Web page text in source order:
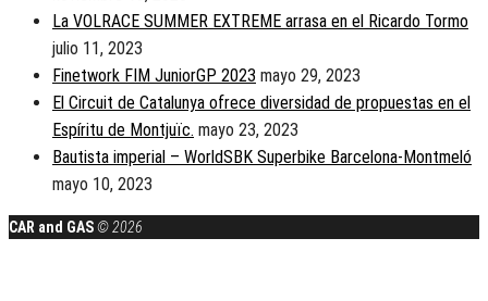
La VOLRACE SUMMER EXTREME arrasa en el Ricardo Tormo
julio 11, 2023
Finetwork FIM JuniorGP 2023 mayo 29, 2023
El Circuit de Catalunya ofrece diversidad de propuestas en el
Espíritu de Montjuïc. mayo 23, 2023
Bautista imperial – WorldSBK Superbike Barcelona-Montmeló
mayo 10, 2023
CAR and GAS© 2026